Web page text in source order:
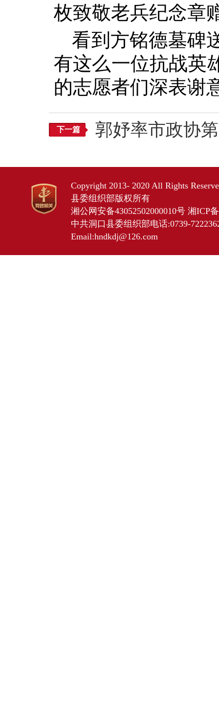
枚致敬老兵纪念章
看到方铭德墓碑
有这么一位抗战英
的志愿者们深表谢
下一篇 郭妤率市政协
Copyright 2013- 2020 All Rights
县委组织部版权所有
湘公网安备43052502000010号 湘ICP
中共洞口县委组织部电话:0739-
Email:hndkdj@126.com